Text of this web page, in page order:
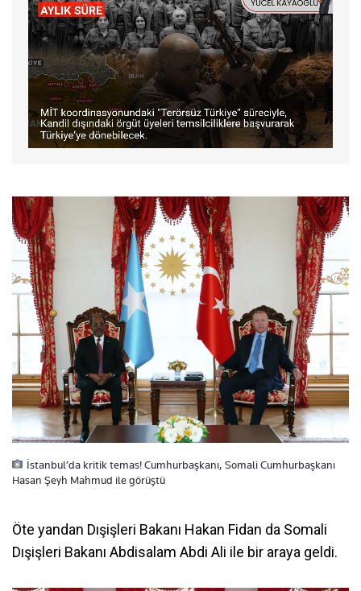
İstanbul’da kritik temas! Cumhurbaşkanı, Somali Cumhurbaşkanı
Hasan Şeyh Mahmud ile görüştü
Öte yandan Dışişleri Bakanı Hakan Fidan da Somali
Dışişleri Bakanı Abdisalam Abdi Ali ile bir araya geldi.